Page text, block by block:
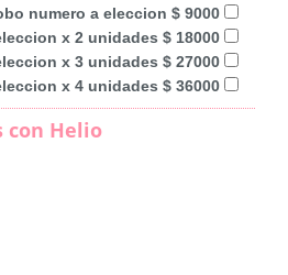
numero a eleccion $ 9000
x 2 unidades $ 18000
x 3 unidades $ 27000
x 4 unidades $ 36000
con Helio